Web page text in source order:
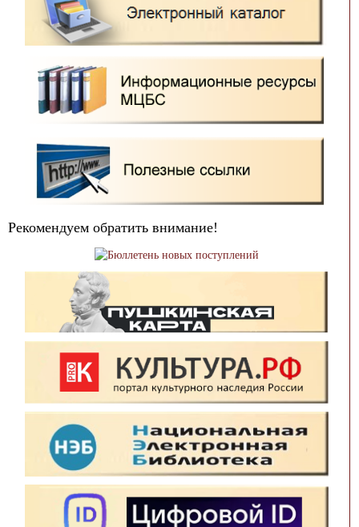
Рекомендуем обратить внимание!